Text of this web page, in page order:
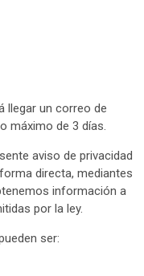
llegar un correo de
máximo de 3 días.
aviso de privacidad
directa, mediantes
información a
por la ley.
ser: